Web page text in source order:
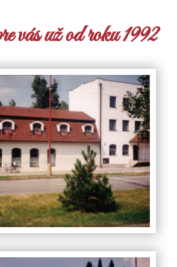
vás už od roku 1992